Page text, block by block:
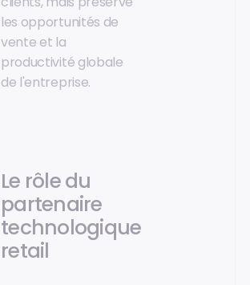
les opportunités de
vente et la
productivité globale
de l'entreprise.
Le rôle du
partenaire
technologique
retail